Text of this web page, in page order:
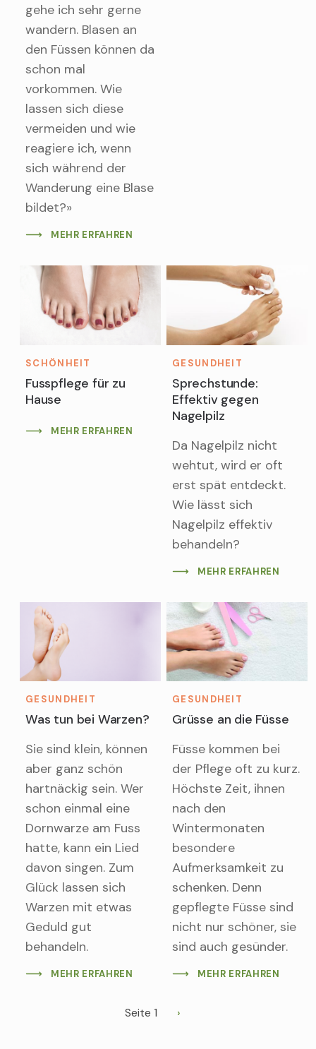
gehe ich sehr gerne
wandern. Blasen an
den Füssen können da
schon mal
vorkommen. Wie
lassen sich diese
vermeiden und wie
reagiere ich, wenn
sich während der
Wanderung eine Blase
bildet?»
MEHR ERFAHREN
SCHÖNHEIT
Fusspflege für zu
Hause
MEHR ERFAHREN
GESUNDHEIT
Sprechstunde:
Effektiv gegen
Nagelpilz
Da Nagelpilz nicht
wehtut, wird er oft
erst spät entdeckt.
Wie lässt sich
Nagelpilz effektiv
behandeln?
MEHR ERFAHREN
GESUNDHEIT
Was tun bei Warzen?
Sie sind klein, können
aber ganz schön
hartnäckig sein. Wer
schon einmal eine
Dornwarze am Fuss
hatte, kann ein Lied
davon singen. Zum
Glück lassen sich
Warzen mit etwas
Geduld gut
behandeln.
MEHR ERFAHREN
GESUNDHEIT
Grüsse an die Füsse
Füsse kommen bei
der Pflege oft zu kurz.
Höchste Zeit, ihnen
nach den
Wintermonaten
besondere
Aufmerksamkeit zu
schenken. Denn
gepflegte Füsse sind
nicht nur schöner, sie
sind auch gesünder.
MEHR ERFAHREN
Seitennummerierung
Seite 1
Nächste